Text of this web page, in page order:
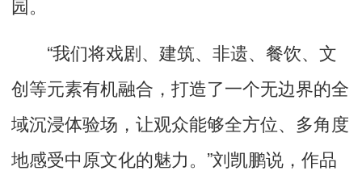
“我们将戏剧、建筑、非遗、餐饮、文
创等元素有机融合，打造了一个无边界的全
域沉浸体验场，让观众能够全方位、多角度
地感受中原文化的魅力。”刘凯鹏说，作品